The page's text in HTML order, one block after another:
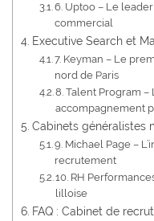
6. Uptoo – Le
commercial
Executive Search et
7. Keyman – Le
nord de Paris
8. Talent Program
accompagnement
Cabinets généralistes
9. Michael Page –
recrutement
10. RH
lilloise
FAQ : Cabinet de